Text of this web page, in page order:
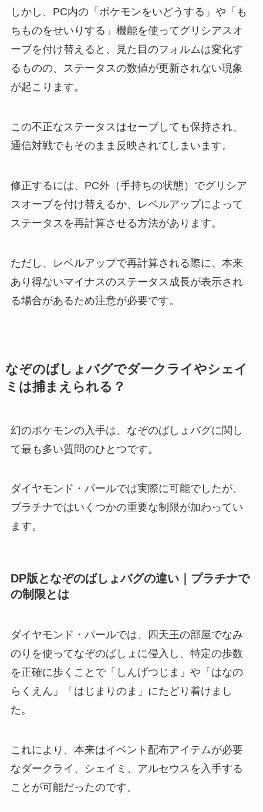
しかし、PC内の「ポケモンをいどうする」や「も
ちものをせいりする」機能を使ってグリシアスオ
ーブを付け替えると、見た目のフォルムは変化す
るものの、ステータスの数値が更新されない現象
が起こります。
この不正なステータスはセーブしても保持され、
通信対戦でもそのまま反映されてしまいます。
修正するには、PC外（手持ちの状態）でグリシア
スオーブを付け替えるか、レベルアップによって
ステータスを再計算させる方法があります。
ただし、レベルアップで再計算される際に、本来
あり得ないマイナスのステータス成長が表示され
る場合があるため注意が必要です。
なぞのばしょバグでダークライやシェイ
ミは捕まえられる？
幻のポケモンの入手は、なぞのばしょバグに関し
て最も多い質問のひとつです。
ダイヤモンド・パールでは実際に可能でしたが、
プラチナではいくつかの重要な制限が加わってい
ます。
DP版となぞのばしょバグの違い｜プラチナで
の制限とは
ダイヤモンド・パールでは、四天王の部屋でなみ
のりを使ってなぞのばしょに侵入し、特定の歩数
を正確に歩くことで「しんげつじま」や「はなの
らくえん」「はじまりのま」にたどり着けまし
た。
これにより、本来はイベント配布アイテムが必要
なダークライ、シェイミ、アルセウスを入手する
ことが可能だったのです。